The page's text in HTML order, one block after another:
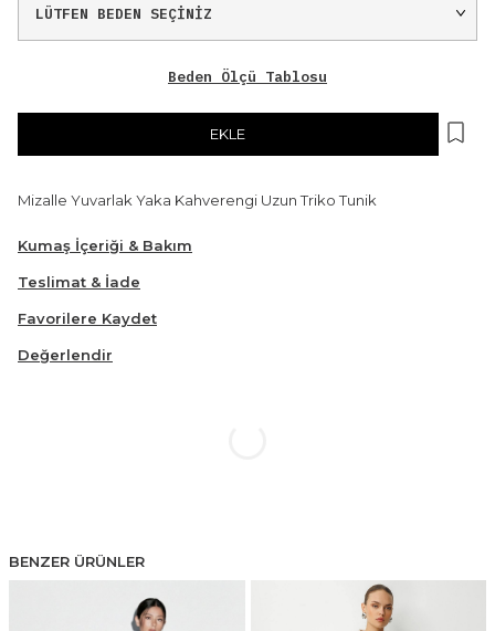
Beden Ölçü Tablosu
EKLE
Mizalle Yuvarlak Yaka Kahverengi Uzun Triko Tunik
Kumaş İçeriği & Bakım
Teslimat & İade
Favorilere Kaydet
Değerlendir
BENZER ÜRÜNLER